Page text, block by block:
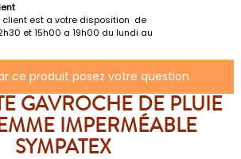
client est a votre disposition de
et 15h00 a 19h00 du lundi au
ce produit posez votre question
GAVROCHE DE PLUIE
IMPERMÉABLE
SYMPATEX